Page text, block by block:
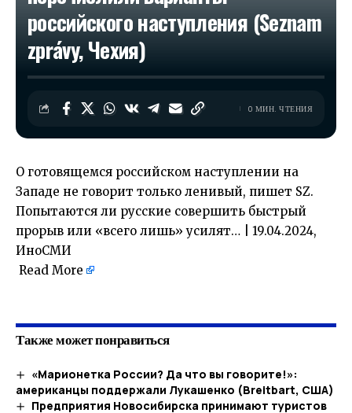
российского наступления (Seznam
zprávy, Чехия)
0 МИН. ЧТЕНИЯ
О готовящемся российском наступлении на
Западе не говорит только ленивый, пишет SZ.
Попытаются ли русские совершить быстрый
прорыв или «всего лишь» усилят… | 19.04.2024,
ИноСМИ
Read More
Также может понравиться
«Марионетка России? Да что вы говорите!»:
американцы поддержали Лукашенко (Breitbart, США)
Предприятия Новосибирска принимают туристов